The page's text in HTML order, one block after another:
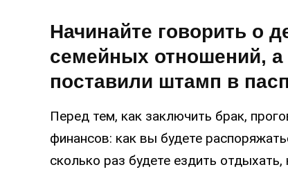
Начинайте говорить о
семейных отношений,
поставили штамп в
Перед тем, как заключить брак,
финансов: как вы будете
сколько раз будете ездить